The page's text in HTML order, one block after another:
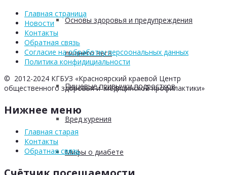
Основы здоровья и предупреждения
лишнего веса
Пищевые привычки подростков
Вред курения
Мифы о диабете
Главная страница
Новости
Контакты
Обратная связь
Согласие на обработку персоональных данных
Политика конфидициальности
© 2012-2024 КГБУЗ «Красноярский краевой Центр
общественного здоровья и медицинской профилактики»
Нижнее меню
Главная старая
Контакты
Обратная связь